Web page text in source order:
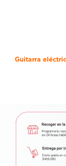
Guitarra